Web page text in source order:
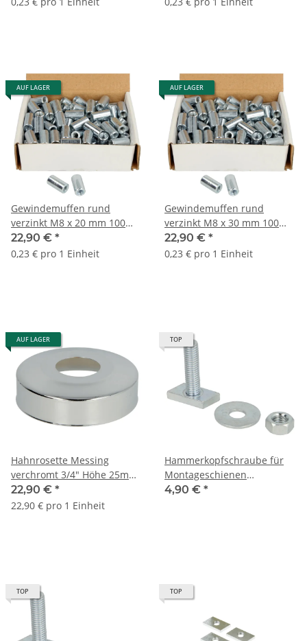
AUF LAGER
Gewindemuffen rund
verzinkt M8 x 20 mm 100
Stück
22,90 € *
0,23 € pro 1 Einheit
AUF LAGER
Gewindemuffen rund
verzinkt M8 x 30 mm 100
Stück
22,90 € *
0,23 € pro 1 Einheit
AUF LAGER
Hahnrosette Messing
verchromt 3/4" Höhe 25mm
Außendurchmesser Ø 67
mm
22,90 € *
22,90 € pro 1 Einheit
TOP
Hammerkopfschraube für
Montageschienen
Lochschiene M10 x 30 Typ
4,90 € *
TOP TOP